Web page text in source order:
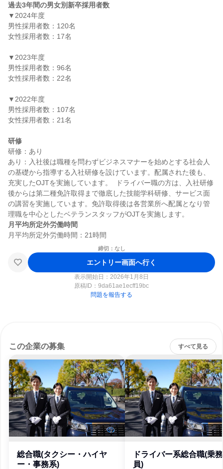
過去3年間の男女別新卒採用者数
▼2024年度
男性採用者数：120名
女性採用者数：17名
▼2023年度
男性採用者数：96名
女性採用者数：22名
▼2022年度
男性採用者数：107名
女性採用者数：21名
研修
研修：あり
あり：入社後は職種を問わずビジネスマナーを始めとする社会人
の基礎から指導する入社研修を設けています。配属された後も、
充実したOJTを実施しています。  ドライバー職の方は、入社研修
後からは第二種免許取得まで徹底した技能学科研修、サービス面
の講習を実施しています。免許取得後は各営業所へ配属となり管
月平均所定外労働時間
締切：なし
エントリー画面へ行く
表示開始日：2026年1月8日
原稿ID： 9da61ae1ecff19bc
問題を報告する
この企業の募集 すべて見る
総合職(タクシー・ハイヤ
ー・事務系)
ドライバー系総合職(乗務
員)